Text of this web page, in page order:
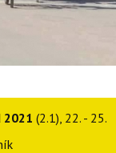
2021 (2.1), 22. - 25.